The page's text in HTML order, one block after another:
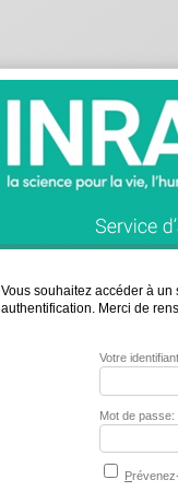
Vous souhaitez accéder à
authentification. Merci de
Votre
Mot de passe:
P